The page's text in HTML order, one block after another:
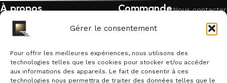
Gérer le consentement
Pour offrir les meilleures expériences, nous utilisons des
technologies telles que les cookies pour stocker et/ou accéder
aux informations des appareils. Le fait de consentir à ces
technologies nous permettra de traiter des données telles que le
À propos
Mentions légales
Qui sommes-nous ?
Commande
Livraison &
retour
Garantie &
remboursement
Suivre une
Nous contacter
Politique de